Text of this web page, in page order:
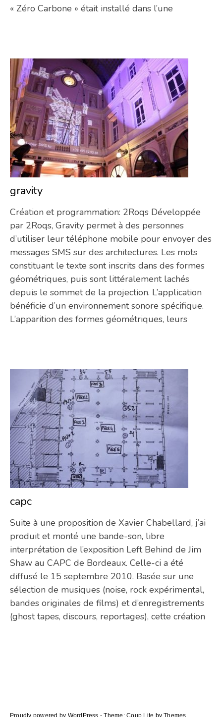
« Zéro Carbone » était installé dans l’une
gravity
Création et programmation: 2Roqs Développée
par 2Roqs, Gravity permet à des personnes
d’utiliser leur téléphone mobile pour envoyer des
messages SMS sur des architectures. Les mots
constituant le texte sont inscrits dans des formes
géométriques, puis sont littéralement lachés
depuis le sommet de la projection. L’application
bénéficie d’un environnement sonore spécifique.
L’apparition des formes géométriques, leurs
capc
Suite à une proposition de Xavier Chabellard, j’ai
produit et monté une bande-son, libre
interprétation de l’exposition Left Behind de Jim
Shaw au CAPC de Bordeaux. Celle-ci a été
diffusé le 15 septembre 2010. Basée sur une
sélection de musiques (noise, rock expérimental,
bandes originales de films) et d’enregistrements
(ghost tapes, discours, reportages), cette création
Proudly powered by WordPress -Theme: Coup Lite by Themes